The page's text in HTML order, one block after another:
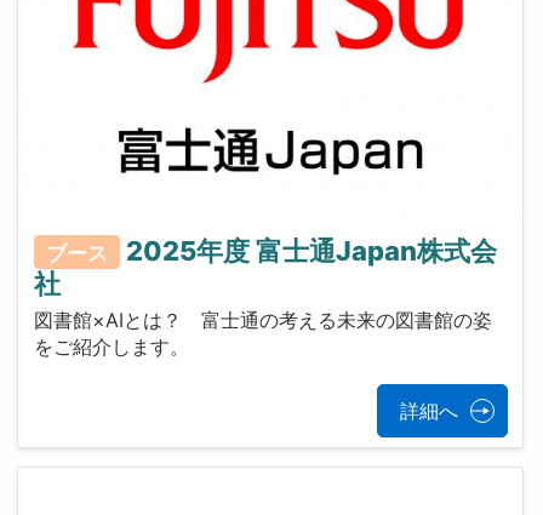
ブース
2025年度 富士通Japan株式会
社
図書館×AIとは？ 富士通の考える未来の図書館の姿
をご紹介します。
詳細へ